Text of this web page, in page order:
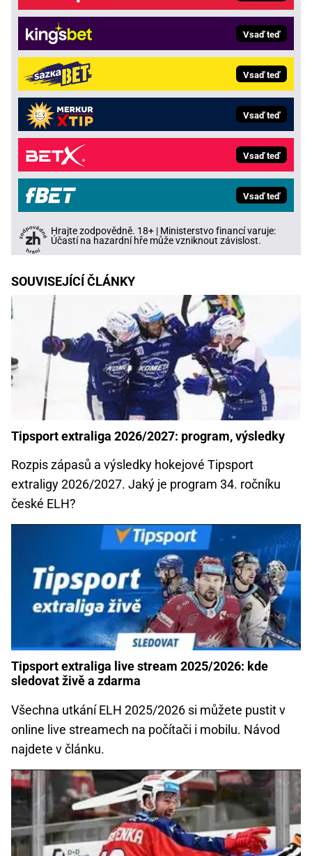
Vsaď teď
Vsaď teď
Vsaď teď
Vsaď teď
Vsaď teď
Hrajte zodpovědně. 18+ | Ministerstvo financí varuje:
Účastí na hazardní hře může vzniknout závislost.
SOUVISEJÍCÍ ČLÁNKY
Tipsport extraliga 2026/2027: program, výsledky
Rozpis zápasů a výsledky hokejové Tipsport
extraligy 2026/2027. Jaký je program 34. ročníku
české ELH?
Tipsport extraliga live stream 2025/2026: kde
sledovat živě a zdarma
Všechna utkání ELH 2025/2026 si můžete pustit v
online live streamech na počítači i mobilu. Návod
najdete v článku.